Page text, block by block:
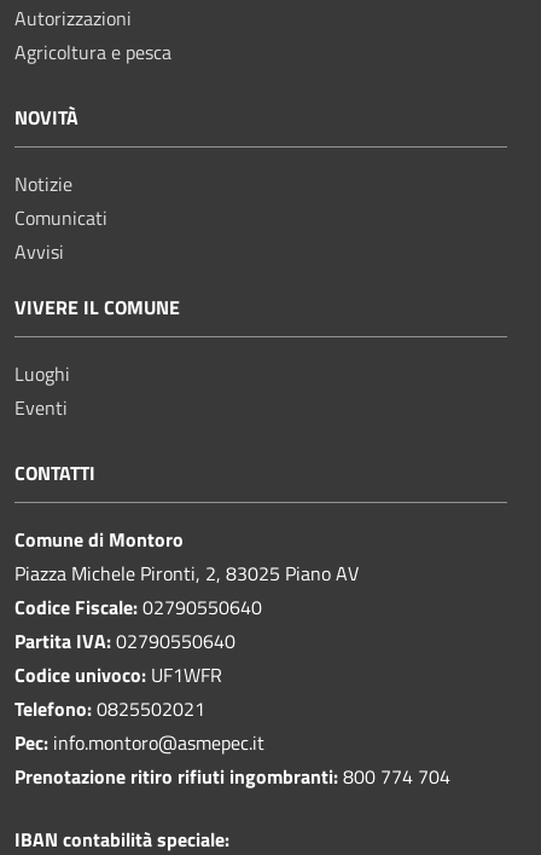
Autorizzazioni
Agricoltura e pesca
NOVITÀ
Notizie
Comunicati
Avvisi
VIVERE IL COMUNE
Luoghi
Eventi
CONTATTI
Comune di Montoro
Piazza Michele Pironti, 2, 83025 Piano AV
Codice Fiscale:02790550640
Partita IVA:02790550640
Codice univoco: UF1WFR
Telefono:0825502021
Pec: info.montoro@asmepec.it
Prenotazione ritiro rifiuti ingombranti:800 774 704
IBAN contabilità speciale: